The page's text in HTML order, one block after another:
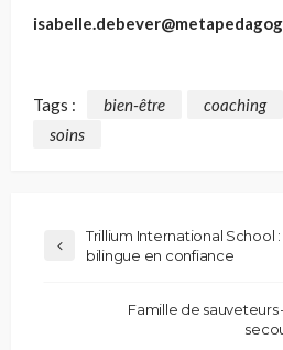
Tags : bien-être coaching
soins
Trillium International School
bilingue en confiance
Famille de sauveteurs